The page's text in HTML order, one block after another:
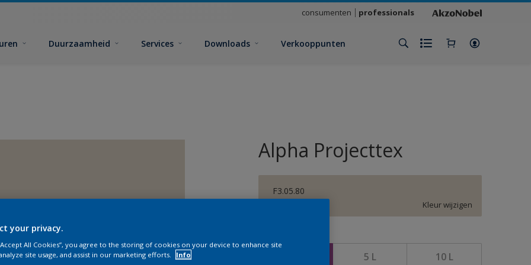
consumenten professionals
Duurzaamheid Services Downloads Verkooppunten
Alpha Projecttex
F3.05.80
Kleur wijzigen
5 L 10 L
your privacy.
All Cookies”, you agree to the storing of cookies on your device to enhance site
site usage, and assist in our marketing efforts.
Info